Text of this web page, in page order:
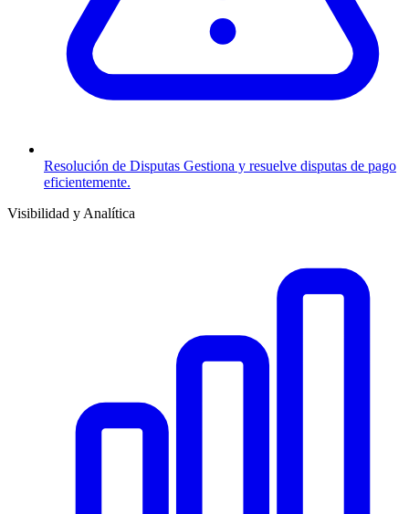
Resolución de Disputas Gestiona y resuelve disputas de pago
eficientemente.
Visibilidad y Analítica